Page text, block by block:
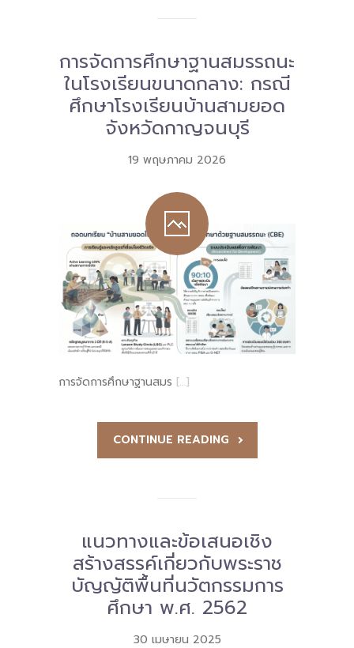
---- ปีการศึกษา 2565
---- ปีการศึกษา 2567
-- รู้จัก พื้นที่นวัตกรรมการศึกษา
-- คณะกรรมการนโยบายพื้นที่นวัตกรรมการศึกษา
-- คณะอนุกรรมการ 6 คณะ
-- ทีมงาน สบน.
ติดต่อเรา
การจัดการศึกษาฐานสมรรถนะ
ในโรงเรียนขนาดกลาง: กรณี
ศึกษาโรงเรียนบ้านสามยอด
จังหวัดกาญจนบุรี
19 พฤษภาคม 2026
การจัดการศึกษาฐานสมร […]
CONTINUE READING
แนวทางและข้อเสนอเชิง
สร้างสรรค์เกี่ยวกับพระราช
บัญญัติพื้นที่นวัตกรรมการ
ศึกษา พ.ศ. 2562
30 เมษายน 2025